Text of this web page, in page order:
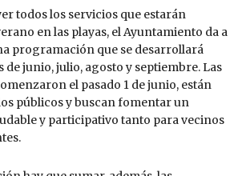
todos los servicios que estarán
en las playas, el Ayuntamiento da a
programación que se desarrollará
de junio, julio, agosto y septiembre. Las
el pasado 1 de junio, están
públicos y buscan fomentar un
y participativo tanto para vecinos